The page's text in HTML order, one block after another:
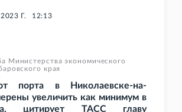
Г. 12:13
Министерства экономического
края
порта в Николаевске-на-
увеличить как минимум в
цитирует ТАСС главу